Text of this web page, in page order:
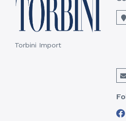
Torbini Import